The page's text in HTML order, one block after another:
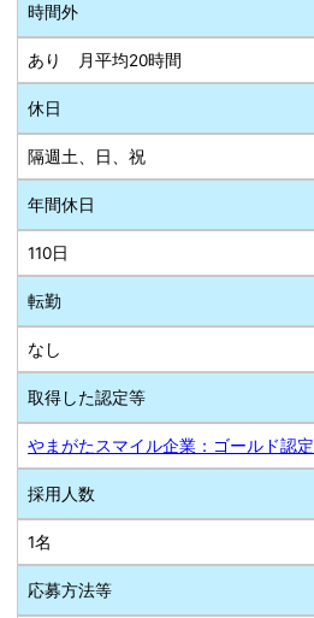
時間外
あり 月平均20時間
休日
隔週土、日、祝
年間休日
110日
転勤
なし
取得した認定等
やまがたスマイル企業：ゴールド認定
採用人数
1名
応募方法等